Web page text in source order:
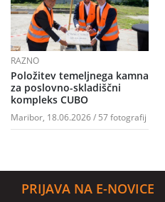
RAZNO
Položitev temeljnega kamna
za poslovno-skladiščni
kompleks CUBO
Maribor, 18.06.2026 / 57 fotografij
PRIJAVA NA E-NOVICE